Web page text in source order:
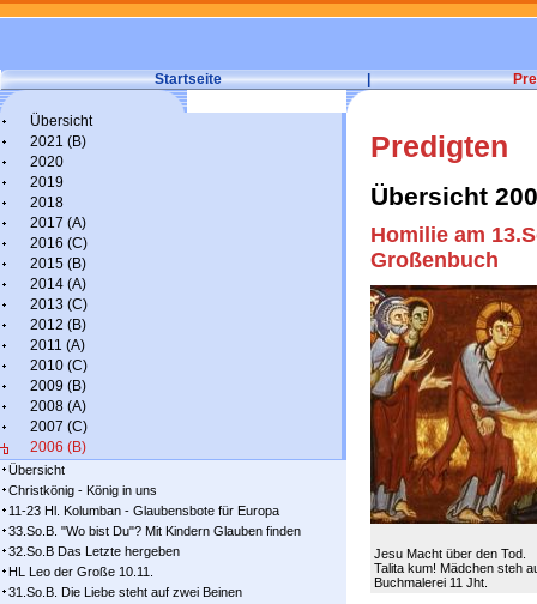
Startseite |
Übersicht
2021 (B)
2020
2019
2018
2017 (A)
2016 (C)
2015 (B)
2014 (A)
2013 (C)
2012 (B)
2011 (A)
2010 (C)
2009 (B)
2008 (A)
2007 (C)
2006 (B)
Übersicht
Christkönig - König in uns
11-23 Hl. Kolumban - Glaubensbote für Europa
33.So.B. "Wo bist Du"? Mit Kindern Glauben finden
32.So.B Das Letzte hergeben
HL Leo der Große 10.11.
31.So.B. Die Liebe steht auf zwei Beinen
Predigten
Übersicht
Homilie am
Großenbuch
Jesu Macht über den Tod.
Talita kum! Mädchen steh
Buchmalerei 11 Jht.